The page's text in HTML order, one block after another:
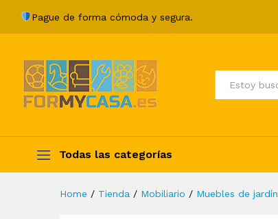
Pague de forma cómoda y segura.
Todos
Todas las categorías
Home / Tienda / Mobiliario / Muebles de jardín
Description Specification